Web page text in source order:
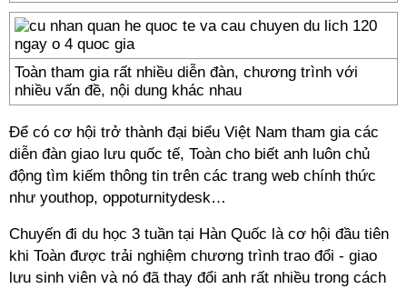
Toàn tham gia rất nhiều diễn đàn, chương trình với
nhiều vấn đề, nội dung khác nhau
Để có cơ hội trở thành đại biểu Việt Nam tham gia các
diễn đàn giao lưu quốc tế, Toàn cho biết anh luôn chủ
động tìm kiếm thông tin trên các trang web chính thức
như youthop, oppoturnitydesk…
Chuyến đi du học 3 tuần tại Hàn Quốc là cơ hội đầu tiên
khi Toàn được trải nghiệm chương trình trao đổi - giao
lưu sinh viên và nó đã thay đổi anh rất nhiều trong cách